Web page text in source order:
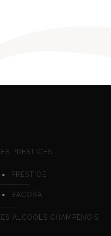
LES PRESTIGES
PRESTIGE
BACORA
LES ALCOOLS CHAMPENOIS